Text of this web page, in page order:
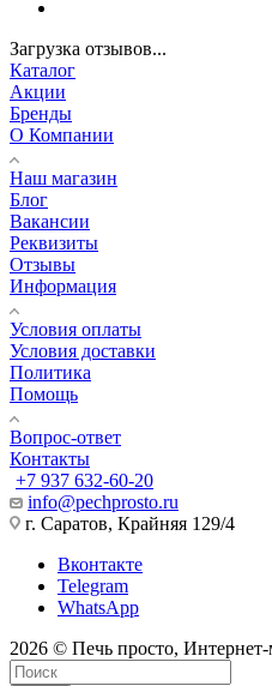
Загрузка отзывов...
Каталог
Акции
Бренды
О Компании
Наш магазин
Блог
Вакансии
Реквизиты
Отзывы
Информация
Условия оплаты
Условия доставки
Политика
Помощь
Вопрос-ответ
Контакты
+7 937 632-60-20
info@pechprosto.ru
г. Саратов, Крайняя 129/4
Вконтакте
Telegram
WhatsApp
2026 © Печь просто, Интернет-